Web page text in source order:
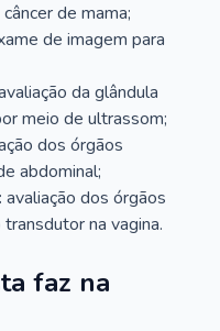
de mama;
de imagem para
da glândula
meio de ultrassom;
dos órgãos
abdominal;
avaliação dos órgãos
na vagina.
faz na